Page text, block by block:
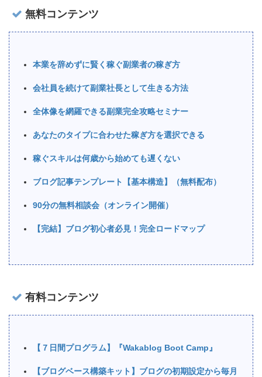
無料コンテンツ
本業を辞めずに賢く稼ぐ副業者の稼ぎ方
会社員を続けて副業社長として生きる方法
全体像を網羅できる副業完全攻略セミナー
あなたのタイプに合わせた稼ぎ方を選択できる
稼ぐスキルは何歳から始めても遅くない
ブログ記事テンプレート【基本構造】（無料配布）
90分の無料相談会（オンライン開催）
【完結】ブログ初心者必見！完全ロードマップ
有料コンテンツ
【７日間プログラム】『Wakablog Boot Camp』
【ブログベース構築キット】ブログの初期設定から毎月